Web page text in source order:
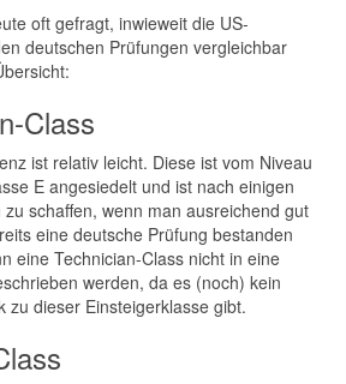
oft gefragt, inwieweit die US-
deutschen Prüfungen vergleichbar
Class
ist relativ leicht. Diese ist vom Niveau
E angesiedelt und ist nach einigen
schaffen, wenn man ausreichend gut
eine deutsche Prüfung bestanden
eine Technician-Class nicht in eine
werden, da es (noch) kein
zu dieser Einsteigerklasse gibt.